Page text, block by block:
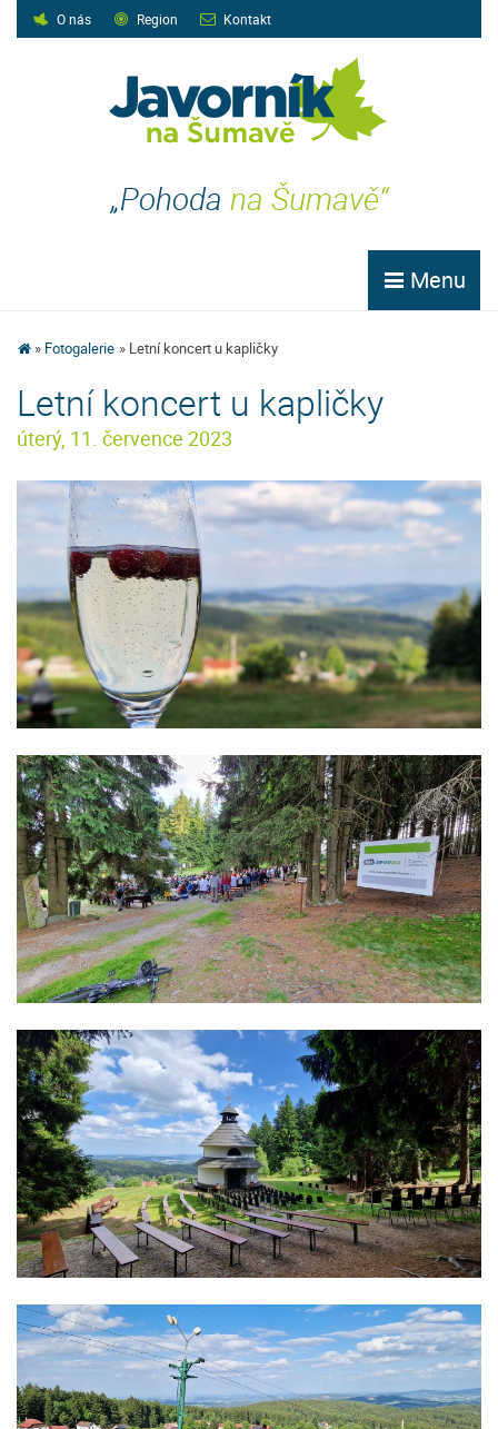
O nás Region Kontakt
„Pohoda na Šumavě“
Menu
Fotogalerie Letní koncert u kapličky
Letní koncert u kapličky
úterý, 11. července 2023